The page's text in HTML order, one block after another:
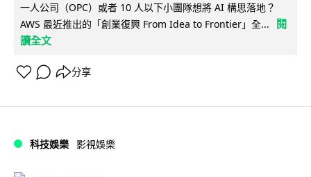
一人公司（OPC）或者 10 人以下小團隊想將 AI 構思落地？
AWS 最近推出的「創業復興 From Idea to Frontier」全...
閱
讀全文
分享
科技娛樂 影視娛樂